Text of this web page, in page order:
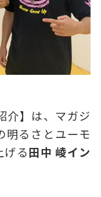
介】は、マガジ
明るさとユーモ
げる田中 崚イン